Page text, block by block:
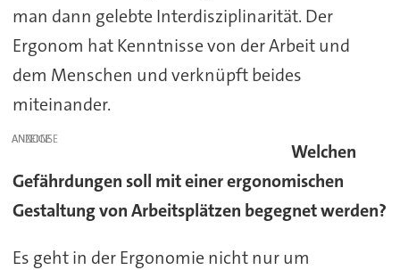
man dann gelebte Interdisziplinarität. Der
Ergonom hat Kenntnisse von der Arbeit und
dem Menschen und verknüpft beides
miteinander.
ANZEIGE
Welchen
Gefährdungen soll mit einer ergonomischen
Gestaltung von Arbeitsplätzen begegnet werden?
Es geht in der Ergonomie nicht nur um